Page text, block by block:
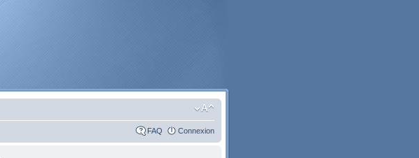
FAQ Connexion